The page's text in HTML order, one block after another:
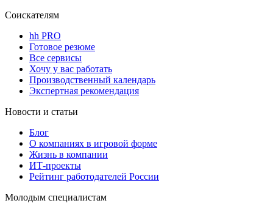
Соискателям
hh PRO
Готовое резюме
Все сервисы
Хочу у вас работать
Производственный календарь
Экспертная рекомендация
Новости и статьи
Блог
О компаниях в игровой форме
Жизнь в компании
ИТ-проекты
Рейтинг работодателей России
Молодым специалистам